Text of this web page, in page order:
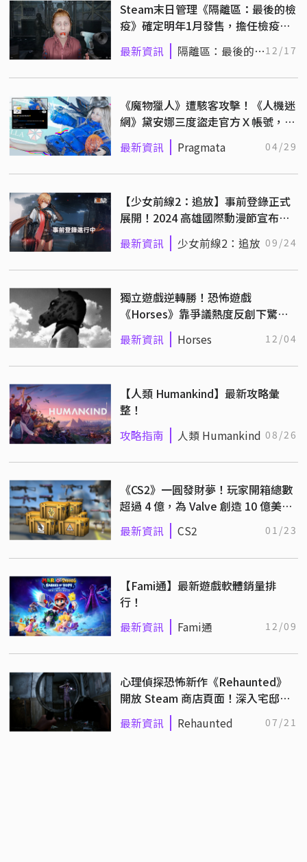
Steam末日管理《隔離區：最後的檢
疫》確定明年1月發售，擔任檢疫員
阻止殭屍入侵
最新資訊
隔離區：最後的檢12/17
《魔物獵人》遭駭客攻擊！《人機迷
網》黛安娜三度盜走官方Ｘ帳號，下
位受害者會是誰？
最新資訊 Pragmata 04/29
【少女前線2：追放】事前登錄正式
展開！2024 高雄國際動漫節宣布參
最新資訊 少女前線2：追放 09/24
獨立遊戲逆轉勝！恐怖遊戲
《Horses》靠爭議熱度反創下驚人
銷量！
最新資訊 Horses 12/04
【人類 Humankind】最新攻略彙
整！
攻略指南 人類 Humankind 08/26
《CS2》一圓發財夢！玩家開箱總數
超過 4 億，為 Valve 創造 10 億美元
的營收！
最新資訊 CS2 01/23
【Fami通】最新遊戲軟體銷量排
行！
最新資訊 Fami通 12/09
心理偵探恐怖新作《Rehaunted》
開放 Steam 商店頁面！深入宅邸調
查超自然現象的命案現場
最新資訊 Rehaunted 07/21